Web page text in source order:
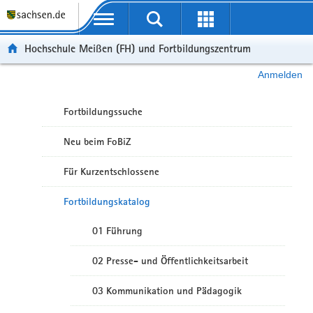
Portalübergreifende Navigation
Hochschule Meißen (FH) und Fortbildungszentrum
Anmelden
Fortbildungssuche
Neu beim FoBiZ
Für Kurzentschlossene
Fortbildungskatalog
01 Führung
02 Presse- und Öffentlichkeitsarbeit
03 Kommunikation und Pädagogik